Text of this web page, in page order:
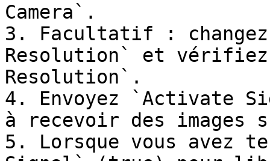
Camera`.
3. Facultatif : changez
Resolution` et
Resolution`.
4. Envoyez `Activate
à recevoir des images
5. Lorsque vous avez